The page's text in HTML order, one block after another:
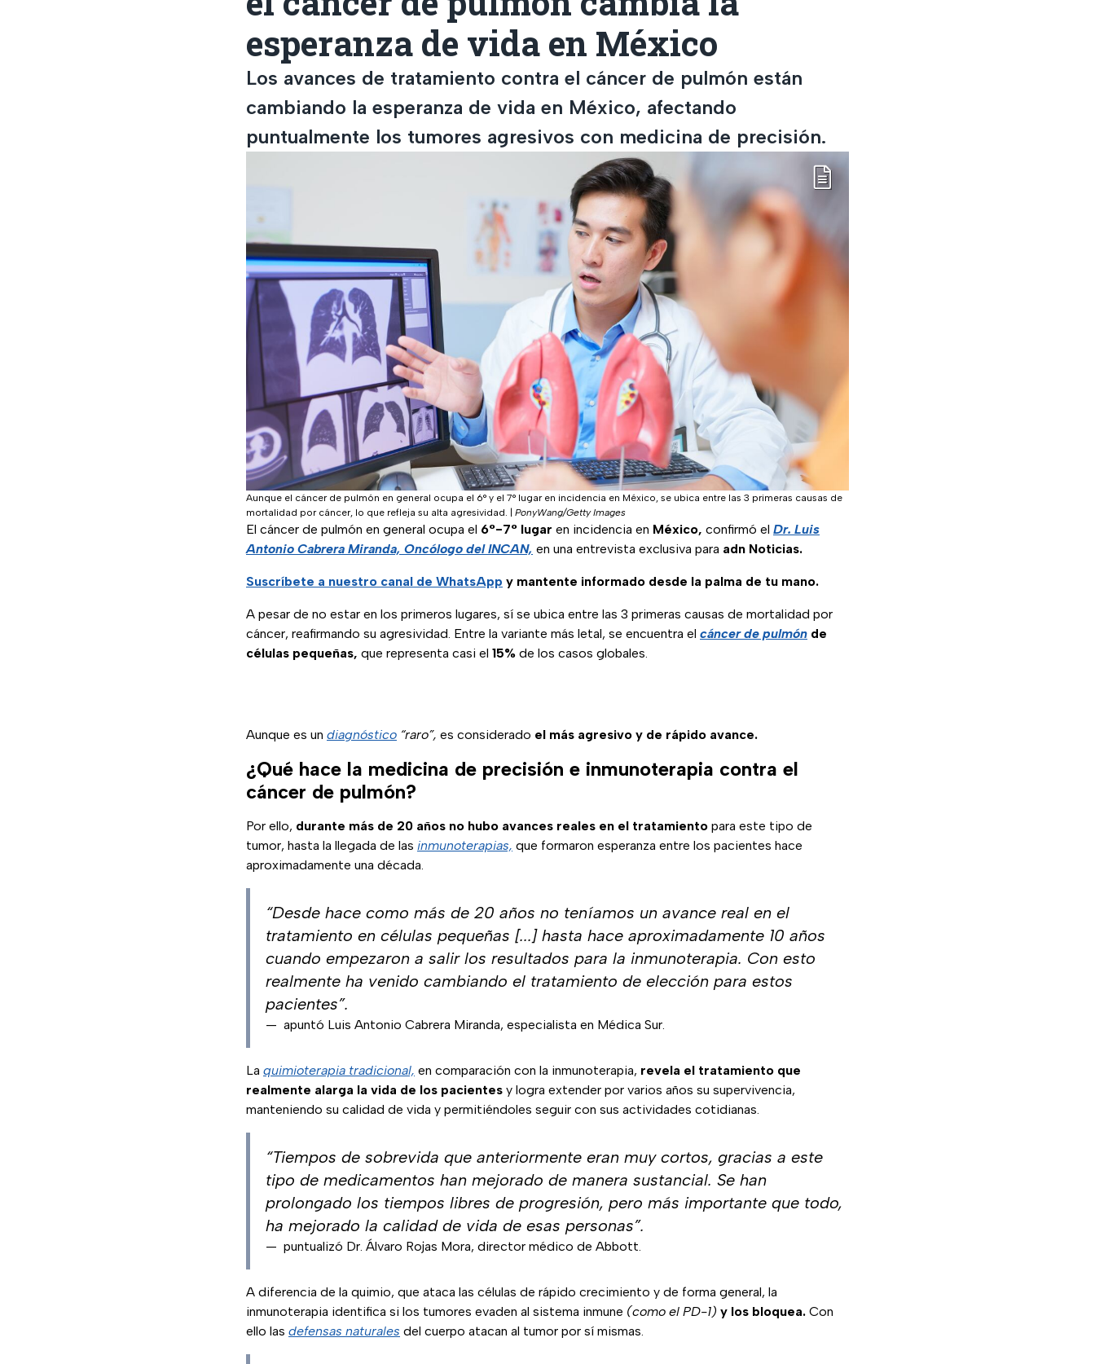
esperanza de vida en México
Los avances de tratamiento contra el cáncer de pulmón están
cambiando la esperanza de vida en México, afectando
puntualmente los tumores agresivos con medicina de precisión.
Aunque el cáncer de pulmón en general ocupa el 6° y el 7° lugar en incidencia en México, se ubica entre las 3 primeras causas de
mortalidad por cáncer, lo que refleja su alta agresividad.
PonyWang/Getty Images
El cáncer de pulmón en general ocupa el 6°-7° lugar en incidencia en México, confirmó el Dr. Luis
Antonio Cabrera Miranda, Oncólogo del INCAN, en una entrevista exclusiva para adn Noticias.
Suscríbete a nuestro canal de WhatsApp y mantente informado desde la palma de tu mano.
A pesar de no estar en los primeros lugares, sí se ubica entre las 3 primeras causas de mortalidad por
cáncer, reafirmando su agresividad. Entre la variante más letal, se encuentra el cáncer de pulmón de
células pequeñas, que representa casi el 15% de los casos globales.
Aunque es un diagnóstico “raro”, es considerado el más agresivo y de rápido avance.
¿Qué hace la medicina de precisión e inmunoterapia contra el
cáncer de pulmón?
Por ello, durante más de 20 años no hubo avances reales en el tratamiento para este tipo de
tumor, hasta la llegada de las inmunoterapias, que formaron esperanza entre los pacientes hace
aproximadamente una década.
“Desde hace como más de 20 años no teníamos un avance real en el
tratamiento en células pequeñas [...] hasta hace aproximadamente 10 años
cuando empezaron a salir los resultados para la inmunoterapia. Con esto
realmente ha venido cambiando el tratamiento de elección para estos
pacientes”.
— apuntó Luis Antonio Cabrera Miranda, especialista en Médica Sur.
La quimioterapia tradicional, en comparación con la inmunoterapia, revela el tratamiento que
realmente alarga la vida de los pacientes y logra extender por varios años su supervivencia,
manteniendo su calidad de vida y permitiéndoles seguir con sus actividades cotidianas.
“Tiempos de sobrevida que anteriormente eran muy cortos, gracias a este
tipo de medicamentos han mejorado de manera sustancial. Se han
prolongado los tiempos libres de progresión, pero más importante que todo,
ha mejorado la calidad de vida de esas personas”.
— puntualizó Dr. Álvaro Rojas Mora, director médico de Abbott.
A diferencia de la quimio, que ataca las células de rápido crecimiento y de forma general, la
inmunoterapia identifica si los tumores evaden al sistema inmune (como el PD-1) y los bloquea. Con
ello las defensas naturales del cuerpo atacan al tumor por sí mismas.